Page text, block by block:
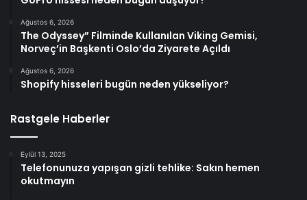
Ağustos 6, 2026
The Odyssey” Filminde Kullanılan Viking Gemisi,
Norveç’in Başkenti Oslo’da Ziyarete Açıldı
Ağustos 6, 2026
Shopify hisseleri bugün neden yükseliyor?
Rastgele Haberler
Eylül 13, 2025
Telefonunuza yapışan gizli tehlike: Sakın hemen
okutmayın